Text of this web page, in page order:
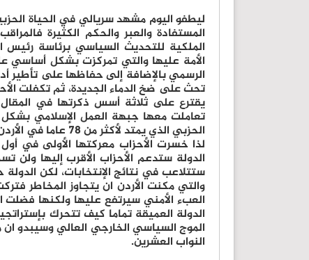
ليطفو اليوم مشهد سريالي في الحياة
المستفادة والعبر والحكم الكثيرة
الملكية للتحديث السياسي برئاسة رئيس
الأمة عليها والتي تمركزت بشكل أساسي
الرسمي بالإضافة إلى حفاظها على تأطير
تحث على ضخ الدماء الجديدة، ثم تكفلت
يقترع على ثلاثة أسس ذكرتها في المقال
تعاملت معها جبهة العمل الإسلامي
الحزبي الذي يمتد
لذا خسرت الأحزاب معركتها الأولى في
الدولة ستدعم الأحزاب الأقرب إليها ولن
ستتلاعب في نتائج الإنتخابات، لكن
والتي مكنت الأردن ان يتجاوز المخاطر
العبء الأمني سيرتفع عليها ولكنها
الدولة العميقة تماما كيف تتحرك
الموج السياسي الخارجي العالي وسيبدو
النواب العشرين.